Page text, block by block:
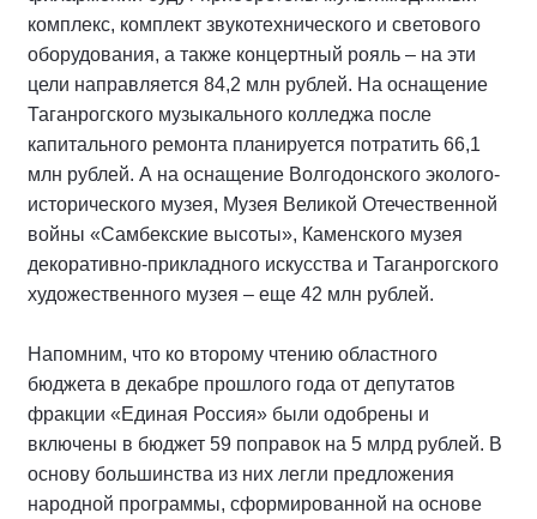
комплекс, комплект звукотехнического и светового
оборудования, а также концертный рояль – на эти
цели направляется 84,2 млн рублей. На оснащение
Таганрогского музыкального колледжа после
капитального ремонта планируется потратить 66,1
млн рублей. А на оснащение Волгодонского эколого-
исторического музея, Музея Великой Отечественной
войны «Самбекские высоты», Каменского музея
декоративно-прикладного искусства и Таганрогского
художественного музея – еще 42 млн рублей.
Напомним, что ко второму чтению областного
бюджета в декабре прошлого года от депутатов
фракции «Единая Россия» были одобрены и
включены в бюджет 59 поправок на 5 млрд рублей. В
основу большинства из них легли предложения
народной программы, сформированной на основе